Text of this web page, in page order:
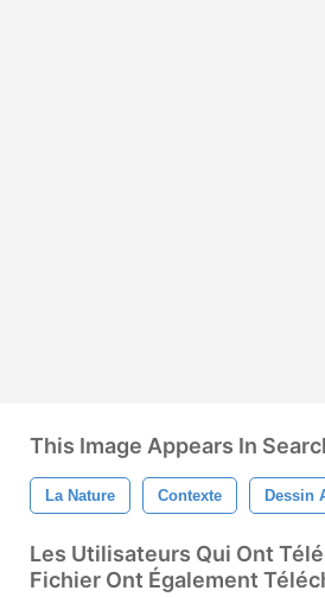
This Image Appears In
La Nature Contexte Dessin
Les Utilisateurs Qui Ont
Fichier Ont Également